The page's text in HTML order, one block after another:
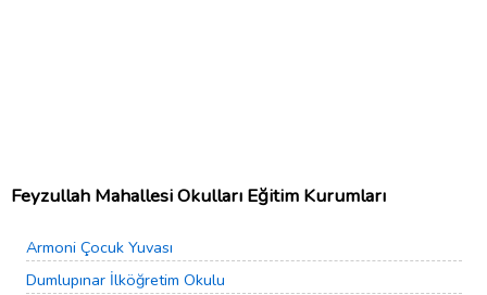
Feyzullah Mahallesi Okulları Eğitim Kurumları
Armoni Çocuk Yuvası
Dumlupınar İlköğretim Okulu